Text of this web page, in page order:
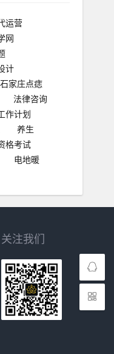
运营
网
计
石家庄点痣
法律咨询
作计划
养生
格考试
电地暖
关注我们